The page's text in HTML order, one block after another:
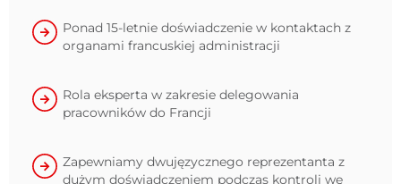
Ponad 15-letnie doświadczenie w kontaktach z
organami francuskiej administracji
Rola eksperta w zakresie delegowania
pracowników do Francji
Zapewniamy dwujęzycznego reprezentanta z
dużym doświadczeniem podczas kontroli we